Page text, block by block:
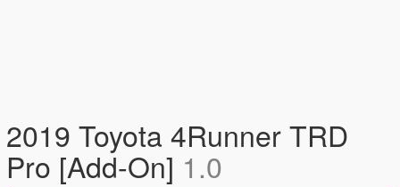
2019 Toyota 4Runner TRD
Pro [Add-On] 1.0